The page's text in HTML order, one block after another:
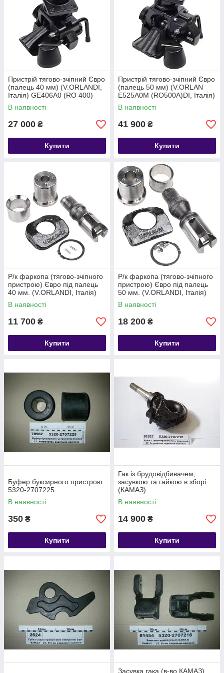
Конкурентні ціни:
Прямі поставки дозволяють нам
пропонувати доступні ціни на ринку України.
Професійна консультація:
Наші фахівці
допоможуть точно підібрати СЗП або ремкомплект,
враховуючи модель тягача та тип напівпричепа.
Швидка доставка:
Оперативно відправляємо
замовлення по Києву та всій Україні.
Забезпечте надійне зчеплення та безпеку ваших перевезень.
Замовляйте якісні сідельно-зчіпні пристрої та запчастини
КамАЗ у нашому магазині!
Пристрій тягово-зчіпний Євро
(палець 40 мм) (V.ORLANDI,
Італія) GE406A0 (RO 400)
В наявності
27 000 ₴
Купити
Пристрій тягово-зчіпний Євро
(палець 50 мм) (V.ORLAN
E525A0M (RO500A)DI, Італія)
В наявності
41 900 ₴
Купити
Р/к фаркопа (тягово-зчіпного
пристрою) Євро під палець
40 мм. (V.ORLANDI, Італія)
ORL2 RG00303
В наявності
11 700 ₴
Купити
Р/к фаркопа (тягово-зчіпного
пристрою) Євро під палець
50 мм. (V.ORLANDI, Італія)
ORL2 RG00199
В наявності
18 200 ₴
Купити
Буфер буксирного пристрою
5320-2707225
В наявності
350 ₴
Купити
Гак із брудовідбивачем,
засувкою та гайкою в зборі
(КАМАЗ)
В наявності
14 900 ₴
Купити
Засувка гака (в-во КАМАЗ)